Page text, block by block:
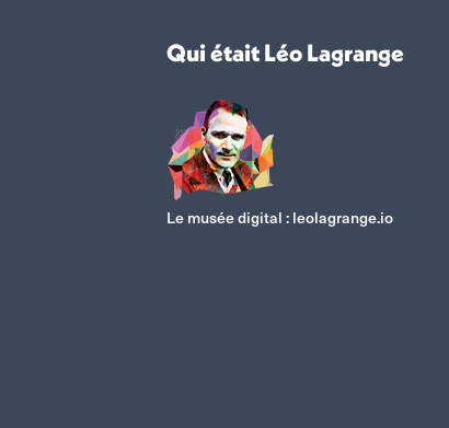
Qui était Léo Lagrange
Le musée digital : leolagrange.io